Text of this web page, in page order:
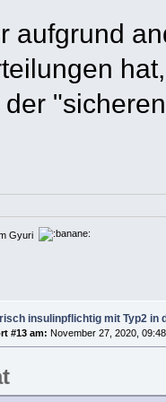
aufgrund
der
Gyuri
insulinpflichtig mit Typ2 in
#13 am: November 27, 2020,